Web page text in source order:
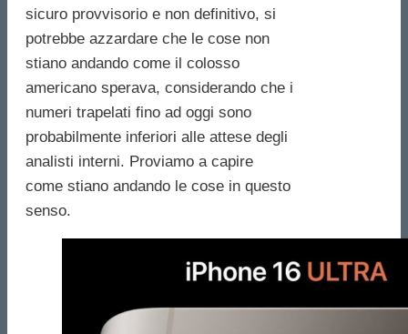
sicuro provvisorio e non definitivo, si
potrebbe azzardare che le cose non
stiano andando come il colosso
americano sperava, considerando che i
numeri trapelati fino ad oggi sono
probabilmente inferiori alle attese degli
analisti interni. Proviamo a capire
come stiano andando le cose in questo
senso.